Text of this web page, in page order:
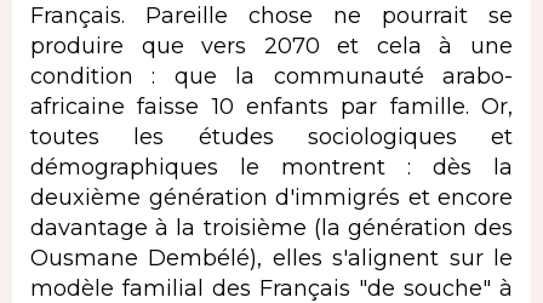
Français. Pareille chose ne pourrait se
produire que vers 2070 et cela à une
condition : que la communauté arabo-
africaine faisse 10 enfants par famille. Or,
toutes les études sociologiques et
démographiques le montrent : dès la
deuxième génération d'immigrés et encore
davantage à la troisième (la génération des
Ousmane Dembélé), elles s'alignent sur le
modèle familial des Français "de souche" à